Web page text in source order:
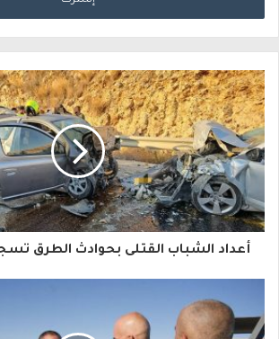
خ
ب
ر
ي
د
ك
ا
ل
أعداد الشباب القتلى بحوادث الطرق